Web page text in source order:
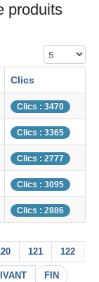
produits
Affichage #
Clics
Clics : 3470
Clics : 3365
Clics : 2777
Clics : 3095
Clics : 2886
121 122
FIN